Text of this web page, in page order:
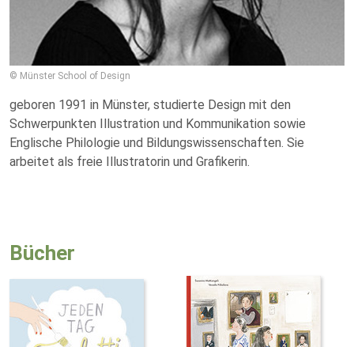
© Münster School of Design
geboren 1991 in Münster, studierte Design mit den
Schwerpunkten Illustration und Kommunikation sowie
Englische Philologie und Bildungswissenschaften. Sie
arbeitet als freie Illustratorin und Grafikerin.
Bücher